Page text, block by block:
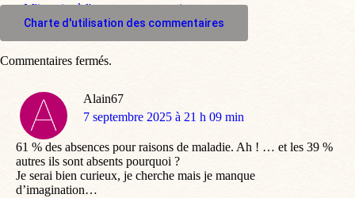
M'inscrire à l'espace commentaire
Charte d'utilisation des commentaires
Alain67
dit
7 septembre 2025 à 21 h 09 min
61 % des absences pour raisons de maladie. Ah ! … et les 39 %
autres ils sont absents pourquoi ?
Je serai bien curieux, je cherche mais je manque
d’imagination…
Commentaires fermés.